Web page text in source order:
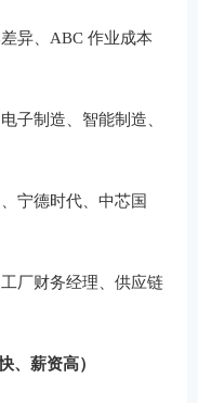
异、ABC 作业成本
子制造、智能制造、
宁德时代、中芯国
厂财务经理、供应链
、薪资高）